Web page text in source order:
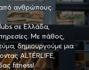
από ανθρώπους.
σε Ελλάδα,
Με πάθος,
δημιουργούμε μια
ALTERLIFE,
fitness!